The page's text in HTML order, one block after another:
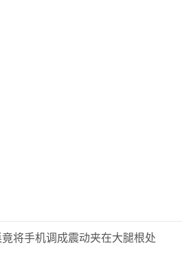
将手机调成震动夹在大腿根处